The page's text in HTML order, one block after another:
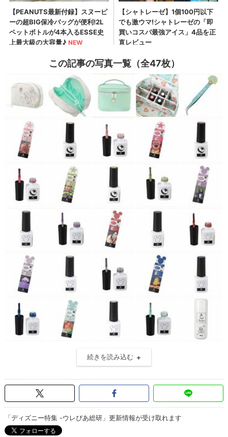
この記事の写真一覧（全47枚）
続きを読み込む
「ディズニー特集 -ウレぴあ総研」更新情報が受け取れます